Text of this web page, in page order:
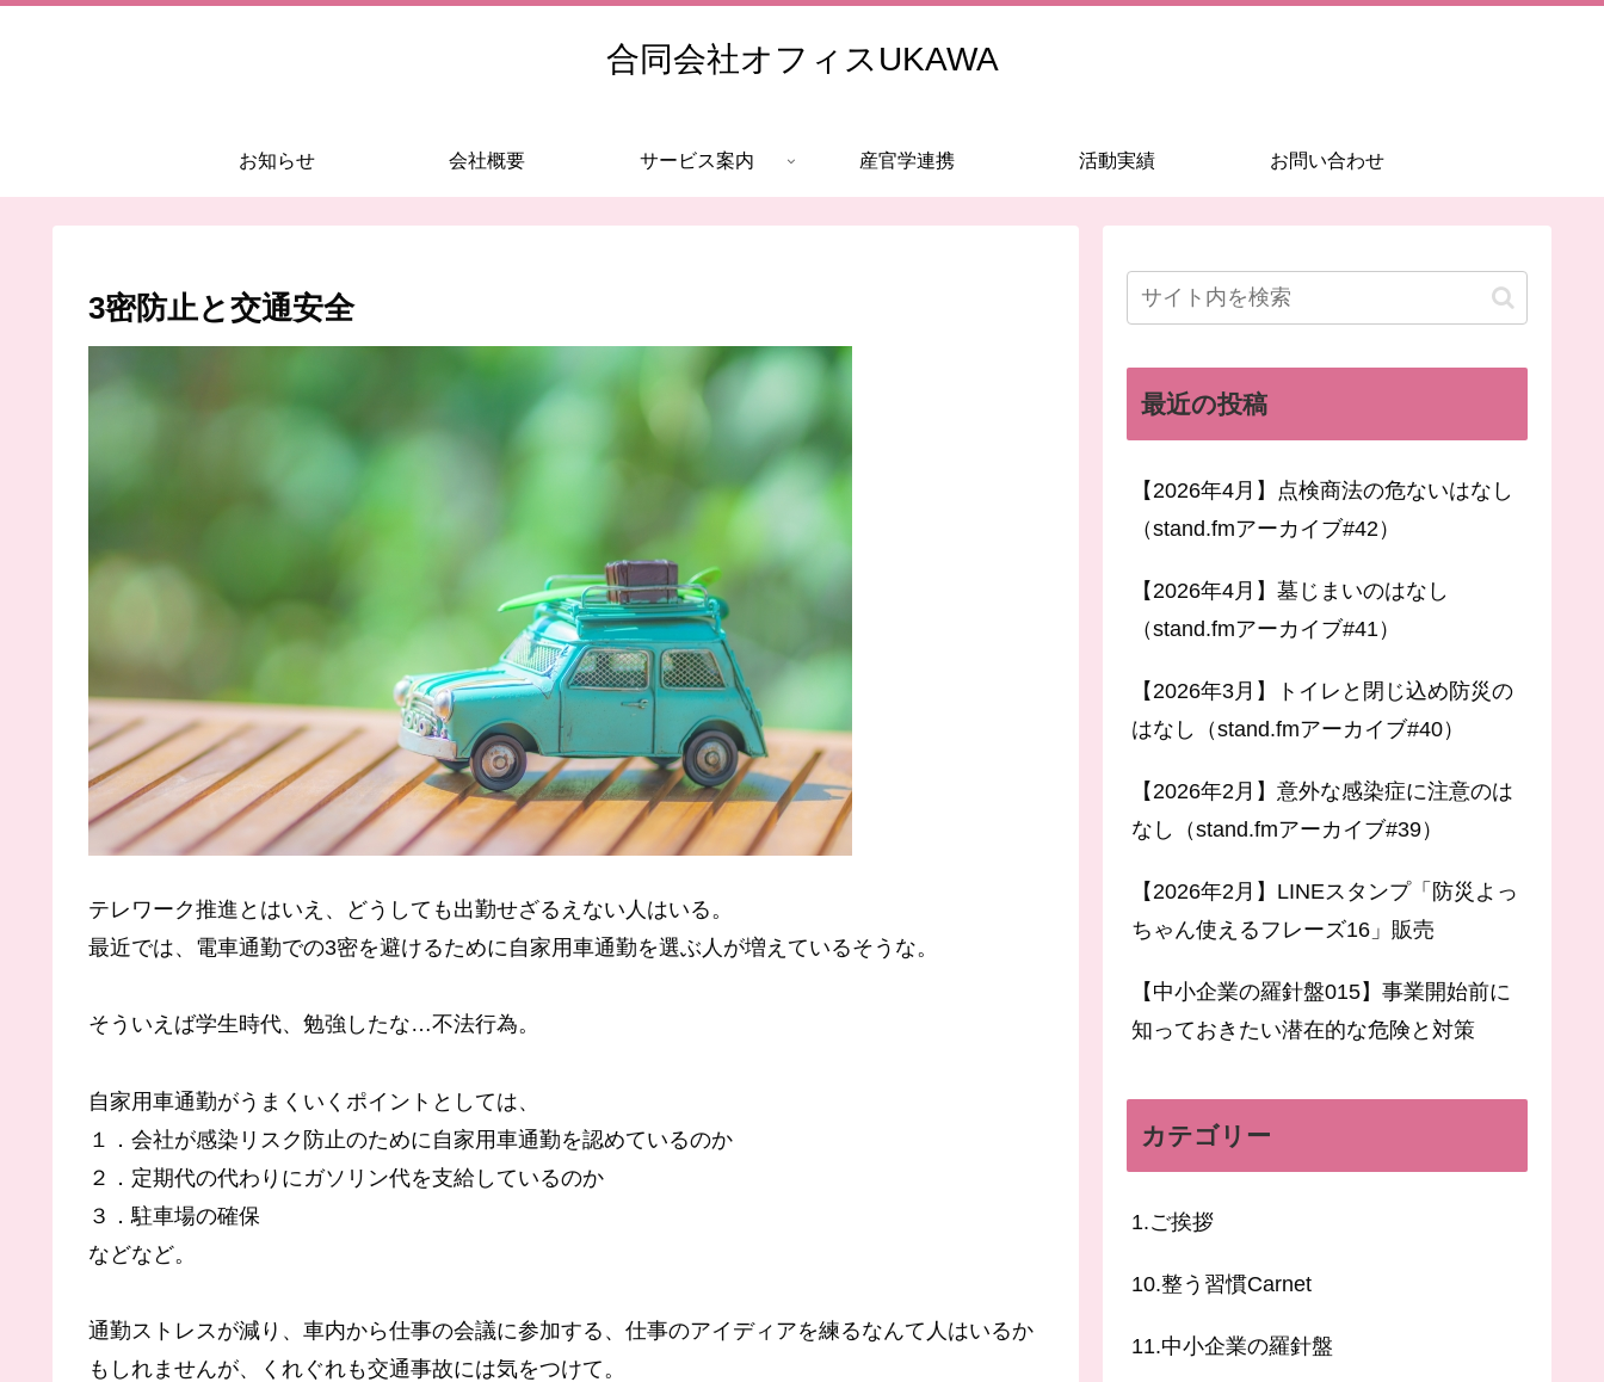
合同会社オフィスUKAWA
お知らせ 会社概要 サービス案内 産官学連携 活動実績 お問い合わせ
3密防止と交通安全
テレワーク推進とはいえ、どうしても出勤せざるえない人はいる。
最近では、電車通勤での3密を避けるために自家用車通勤を選ぶ人が増えているそうな。
そういえば学生時代、勉強したな…不法行為。
自家用車通勤がうまくいくポイントとしては、
１．会社が感染リスク防止のために自家用車通勤を認めているのか
２．定期代の代わりにガソリン代を支給しているのか
３．駐車場の確保
などなど。
通勤ストレスが減り、車内から仕事の会議に参加する、仕事のアイディアを練るなんて人はいるか
もしれませんが、くれぐれも交通事故には気をつけて。
最近の投稿
【2026年4月】点検商法の危ないはなし
（stand.fmアーカイブ#42）
【2026年4月】墓じまいのはなし
（stand.fmアーカイブ#41）
【2026年3月】トイレと閉じ込め防災の
はなし（stand.fmアーカイブ#40）
【2026年2月】意外な感染症に注意のは
なし（stand.fmアーカイブ#39）
【2026年2月】LINEスタンプ「防災よっ
ちゃん使えるフレーズ16」販売
【中小企業の羅針盤015】事業開始前に
知っておきたい潜在的な危険と対策
カテゴリー
1.ご挨拶
10.整う習慣Carnet
11.中小企業の羅針盤